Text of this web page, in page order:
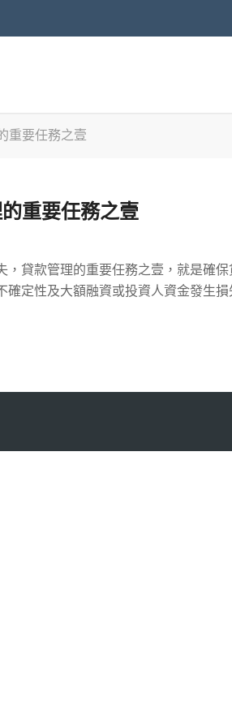
重要任務之壹
重要任務之壹
貸款管理的重要任務之壹，就是確
定性及大額融資或投資人資金發生損